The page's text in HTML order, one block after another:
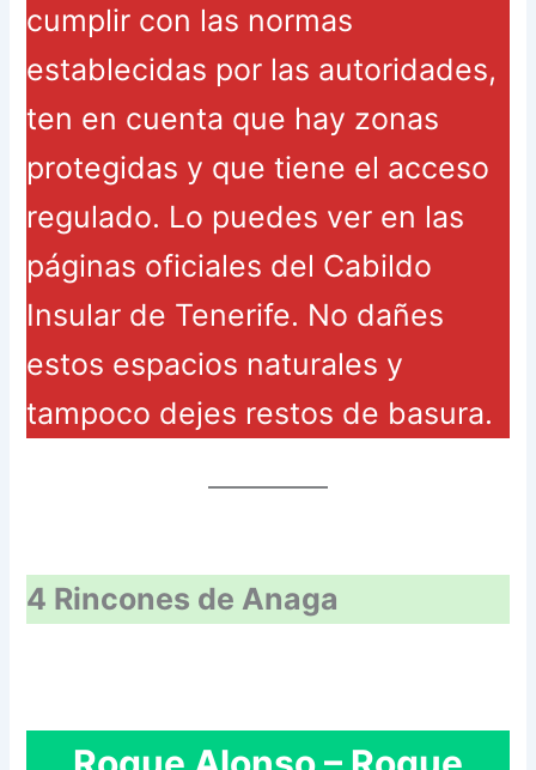
cumplir con las normas
establecidas por las autoridades,
ten en cuenta que hay zonas
protegidas y que tiene el acceso
regulado. Lo puedes ver en las
páginas oficiales del Cabildo
Insular de Tenerife. No dañes
estos espacios naturales y
tampoco dejes restos de basura.
4 Rincones de Anaga